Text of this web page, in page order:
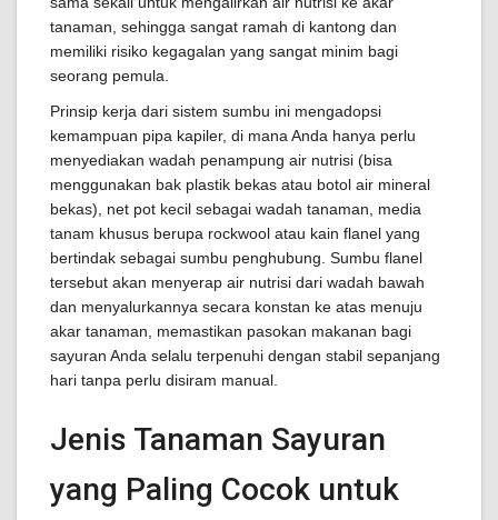
tanaman, sehingga sangat ramah di kantong dan
memiliki risiko kegagalan yang sangat minim bagi
seorang pemula.
Prinsip kerja dari sistem sumbu ini mengadopsi
kemampuan pipa kapiler, di mana Anda hanya perlu
menyediakan wadah penampung air nutrisi (bisa
menggunakan bak plastik bekas atau botol air mineral
bekas), net pot kecil sebagai wadah tanaman, media
tanam khusus berupa rockwool atau kain flanel yang
bertindak sebagai sumbu penghubung. Sumbu flanel
tersebut akan menyerap air nutrisi dari wadah bawah
dan menyalurkannya secara konstan ke atas menuju
akar tanaman, memastikan pasokan makanan bagi
sayuran Anda selalu terpenuhi dengan stabil sepanjang
hari tanpa perlu disiram manual.
Jenis Tanaman Sayuran
yang Paling Cocok untuk